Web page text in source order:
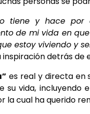
tiene y hace por
de mi vida en
estoy viviendo y
inspiración detrás de
es real y directa en
su vida, incluyendo
la cual ha querido